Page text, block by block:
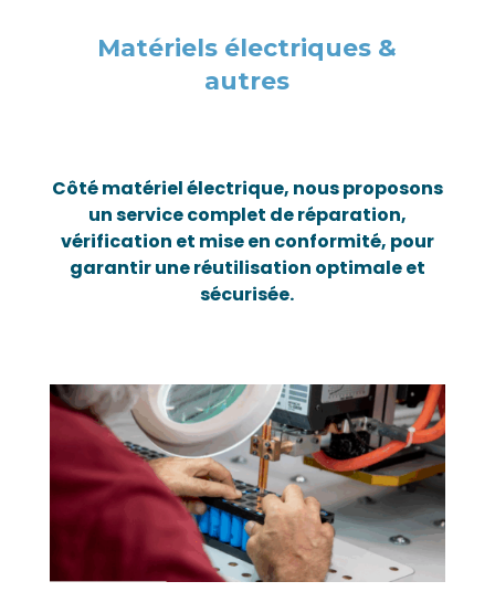
Matériels électriques &
autres
Côté matériel électrique, nous proposons
un service complet de réparation,
vérification et mise en conformité, pour
garantir une réutilisation optimale et
sécurisée.